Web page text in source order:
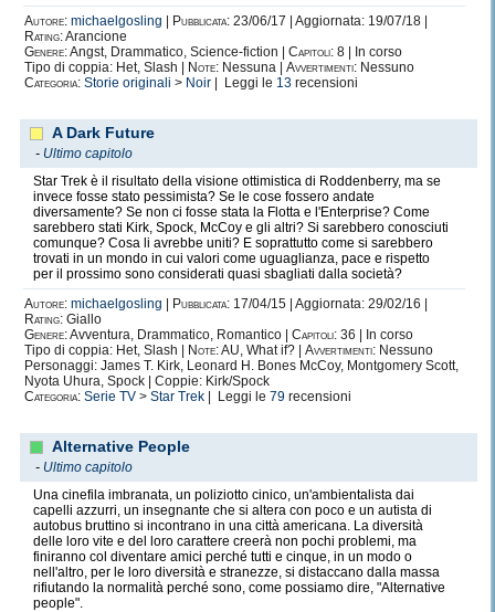
Autore: michaelgosling Pubblicata: 23/06/17 | Aggiornata: 19/07/18 |
Rating:Arancione
Genere:Angst, Drammatico, Science-fiction | Capitoli: 8 | In corso
Tipo di coppia: Het, Slash |
Note: Nessuna | Avvertimenti: Nessuno
Categoria: Storie originali > Noir | Leggi le 13 recensioni
A Dark Future
- Ultimo capitolo
Star Trek è il risultato della visione ottimistica di Roddenberry, ma se
invece fosse stato pessimista? Se le cose fossero andate
diversamente? Se non ci fosse stata la Flotta e l'Enterprise? Come
sarebbero stati Kirk, Spock, McCoy e gli altri? Si sarebbero conosciuti
comunque? Cosa li avrebbe uniti? E soprattutto come si sarebbero
trovati in un mondo in cui valori come uguaglianza, pace e rispetto
per il prossimo sono considerati quasi sbagliati dalla società?
Autore: michaelgosling Pubblicata: 17/04/15 | Aggiornata: 29/02/16 |
Rating: Giallo
Genere:Avventura, Drammatico, Romantico | Capitoli: 36 | In corso
Tipo di coppia: Het, Slash |
Note:AU, What if? | Avvertimenti: Nessuno
Personaggi: James T. Kirk, Leonard H. Bones McCoy, Montgomery Scott,
Nyota Uhura, Spock | Coppie: Kirk/Spock
Categoria: Serie TV > Star Trek | Leggi le 79 recensioni
Alternative People
- Ultimo capitolo
Una cinefila imbranata, un poliziotto cinico, un'ambientalista dai
capelli azzurri, un insegnante che si altera con poco e un autista di
autobus bruttino si incontrano in una città americana. La diversità
delle loro vite e del loro carattere creerà non pochi problemi, ma
finiranno col diventare amici perché tutti e cinque, in un modo o
nell'altro, per le loro diversità e stranezze, si distaccano dalla massa
rifiutando la normalità perché sono, come possiamo dire, "Alternative
people".